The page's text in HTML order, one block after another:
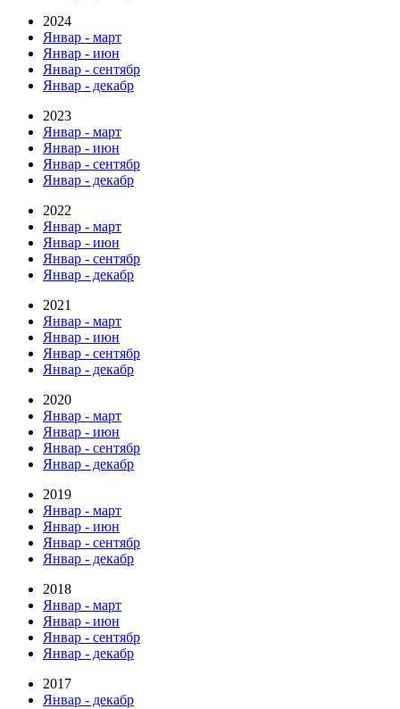
2024
Январ - март
Январ - июн
Январ - сентябр
Январ - декабр
2023
Январ - март
Январ - июн
Январ - сентябр
Январ - декабр
2022
Январ - март
Январ - июн
Январ - сентябр
Январ - декабр
2021
Январ - март
Январ - июн
Январ - сентябр
Январ - декабр
2020
Январ - март
Январ - июн
Январ - сентябр
Январ - декабр
2019
Январ - март
Январ - июн
Январ - сентябр
Январ - декабр
2018
Январ - март
Январ - июн
Январ - сентябр
Январ - декабр
2017
Январ - декабр